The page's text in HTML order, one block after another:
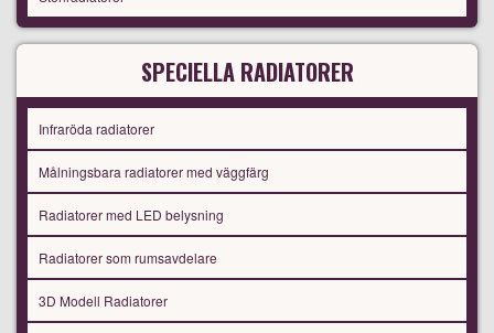
SPECIELLA RADIATORER
Infraröda radiatorer
Målningsbara radiatorer med väggfärg
Radiatorer med LED belysning
Radiatorer som rumsavdelare
3D Modell Radiatorer